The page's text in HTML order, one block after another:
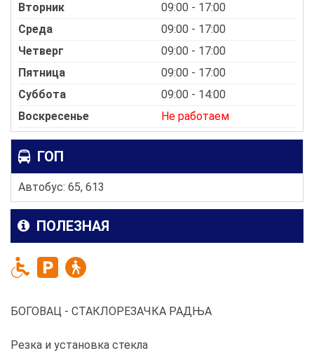
Вторник
09:00 - 17:00
Среда
09:00 - 17:00
Четверг
09:00 - 17:00
Пятница
09:00 - 17:00
Суббота
09:00 - 14:00
Воскресенье
Не работаем
ГОП
Автобус: 65, 613
ПОЛЕЗНАЯ
БОГОВАЦ - СТАКЛОРЕЗАЧКА РАДЊА
Резка и установка стекла